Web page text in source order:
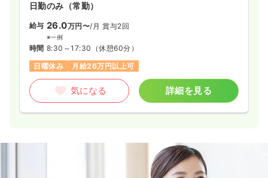
日勤のみ（常勤）
給与 26.0万円〜/月 賞与2回
※一例
時間 8:30～17:30 （休憩60分）
日曜休み
月給26万円以上可
気になる 詳細を見る